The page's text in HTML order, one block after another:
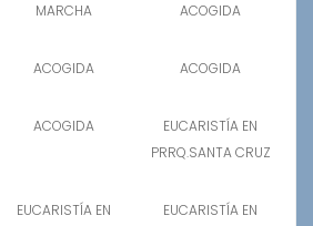
MARCHA ACOGIDA
ACOGIDA ACOGIDA
ACOGIDA
EUCARISTÍA EN
PRRQ.SANTA CRUZ
EUCARISTÍA EN
EUCARISTÍA EN